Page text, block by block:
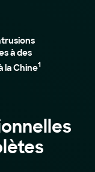
à des
la Chine1